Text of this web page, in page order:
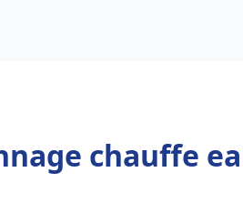
chauffe